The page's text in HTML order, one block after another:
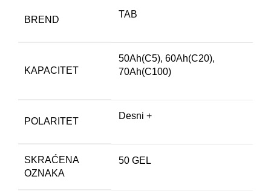
BREND
TAB
KAPACITET
50Ah(C5), 60Ah(C20),
70Ah(C100)
POLARITET
Desni +
SKRAĆENA
OZNAKA
50 GEL